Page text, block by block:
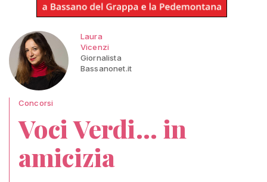
Laura
Vicenzi
Giornalista
Bassanonet.it
Concorsi
Voci Verdi... in
amicizia